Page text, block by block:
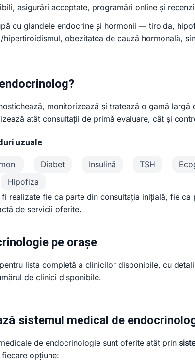
asigurări acceptate, programări online și
cu glandele endocrine și hormonii — tiroida,
hipertiroidismul, obezitatea de cauză hormonală,
monitorizează și tratează o gamă
atât consultații de primă evaluare, cât și
uzuale
Diabet Insulină TSH
Hipofiza
realizate fie ca parte din consultația inițială, fie
de servicii oferite.
pe orașe
lista completă a clinicilor disponibile, cu
de clinici disponibile.
sistemul medical de
de endocrinologie sunt oferite atât prin
opțiune: